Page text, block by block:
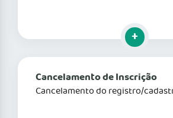
Clique para
Cancelamento de Inscrição
Cancelamento do registro/